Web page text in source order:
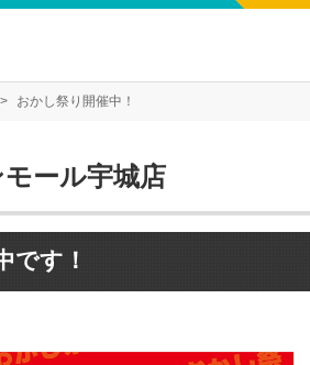
おかし祭り開催中！
ール宇城店
です！